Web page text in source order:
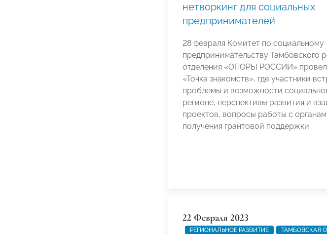
нетворкинг для социальных
предпринимателей
28 февраля Комитет по социальному
предпринимательству Тамбовского
отделения «ОПОРЫ РОССИИ» провел
«Точка знакомств», где участники
проблемы и возможности
регионе, перспективы развития и
проектов, вопросы работы с
получения грантовой поддержки.
22 Февраля 2023
РЕГИОНАЛЬНОЕ РАЗВИТИЕ ТАМБОВСКАЯ